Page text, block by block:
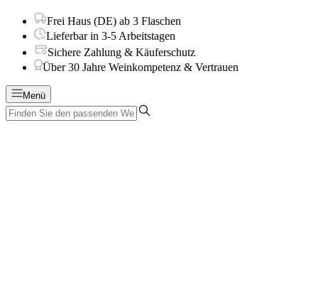
Frei Haus (DE) ab 3 Flaschen
Lieferbar in 3-5 Arbeitstagen
Sichere Zahlung & Käuferschutz
Über 30 Jahre Weinkompetenz & Vertrauen
Menü